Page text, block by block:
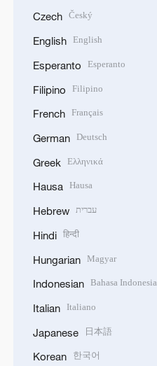
Czech Český
English English
Esperanto Esperanto
Filipino Filipino
French Français
German Deutsch
Greek Ελληνικά
Hausa Hausa
Hebrew עברית
Hindi हिन्दी
Hungarian Magyar
Indonesian Bahasa Indonesia
Italian Italiano
Japanese 日本語
Korean 한국어